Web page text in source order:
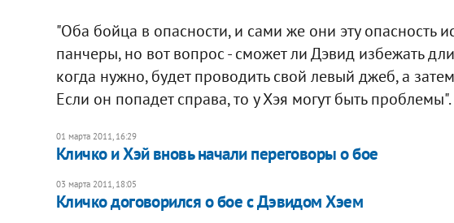
"Оба бойца в опасности, и сами же они эту опасность
панчеры, но вот вопрос - сможет ли Дэвид избежать
когда нужно, будет проводить свой левый джеб, а
Если он попадет справа, то у Хэя могут быть проблемы".
01 марта 2011, 16:29
Кличко и Хэй вновь начали переговоры о бое
03 марта 2011, 18:05
Кличко договорился о бое с Дэвидом Хэем